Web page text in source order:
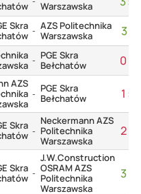
Warszawska
Skra - AZS Politechnika
Warszawska
3
- PGE Skra
Bełchatów
0
AZS
- PGE Skra
Bełchatów
1 :
Skra -
Neckermann AZS
Politechnika
Warszawska
2
Skra -
J.W.Construction
OSRAM AZS
Politechnika
Warszawska
3